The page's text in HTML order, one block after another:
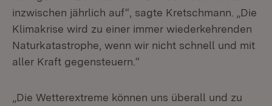
inzwischen jährlich auf“, sagte Kretschmann. „Die
Klimakrise wird zu einer immer wiederkehrenden
Naturkatastrophe, wenn wir nicht schnell und mit
aller Kraft gegensteuern.“
„Die Wetterextreme können uns überall und zu